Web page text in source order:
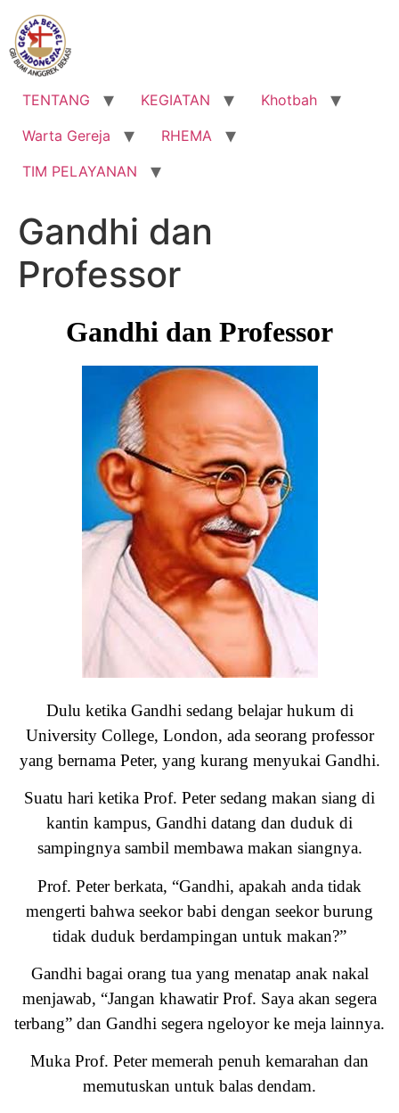
Lewati
konten
TENTANG KEGIATAN
Khotbah
Warta Gereja
RHEMA
TIM PELAYANAN
Gandhi dan
Professor
Gandhi dan Professor
Dulu ketika Gandhi sedang belajar hukum di
University College, London, ada seorang professor
yang bernama Peter, yang kurang menyukai Gandhi.
Suatu hari ketika Prof. Peter sedang makan siang di
kantin kampus, Gandhi datang dan duduk di
sampingnya sambil membawa makan siangnya.
Prof. Peter berkata, “Gandhi, apakah anda tidak
mengerti bahwa seekor babi dengan seekor burung
tidak duduk berdampingan untuk makan?”
Gandhi bagai orang tua yang menatap anak nakal
menjawab, “Jangan khawatir Prof. Saya akan segera
terbang” dan Gandhi segera ngeloyor ke meja lainnya.
Muka Prof. Peter memerah penuh kemarahan dan
memutuskan untuk balas dendam.